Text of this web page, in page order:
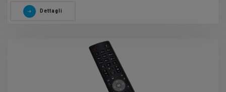
Dettagli